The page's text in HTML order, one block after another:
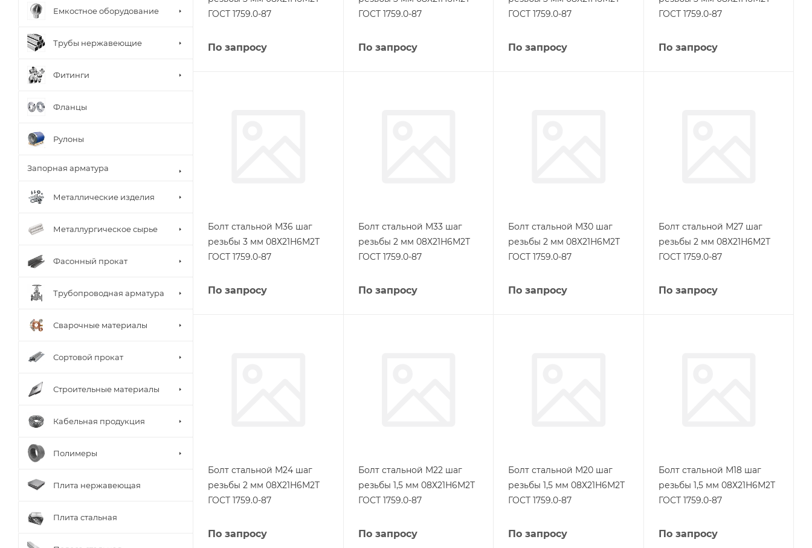
ГОСТ 1759.0-87
По запросу
ГОСТ 1759.0-87
По запросу
ГОСТ 1759.0-87
По запросу
ГОСТ 1759.0-87
По запросу
Болт стальной М36 шаг
резьбы 3 мм 08Х21Н6М2Т
ГОСТ 1759.0-87
По запросу
Болт стальной М33 шаг
резьбы 2 мм 08Х21Н6М2Т
ГОСТ 1759.0-87
По запросу
Болт стальной М30 шаг
резьбы 2 мм 08Х21Н6М2Т
ГОСТ 1759.0-87
По запросу
Болт стальной М27 шаг
резьбы 2 мм 08Х21Н6М2Т
ГОСТ 1759.0-87
По запросу
Болт стальной М24 шаг
резьбы 2 мм 08Х21Н6М2Т
ГОСТ 1759.0-87
По запросу
Болт стальной М22 шаг
резьбы 1,5 мм 08Х21Н6М2Т
ГОСТ 1759.0-87
По запросу
Болт стальной М20 шаг
резьбы 1,5 мм 08Х21Н6М2Т
ГОСТ 1759.0-87
По запросу
Болт стальной М18 шаг
резьбы 1,5 мм 08Х21Н6М2Т
ГОСТ 1759.0-87
По запросу
Емкостное оборудование
Трубы нержавеющие
Фитинги
Фланцы
Рулоны
Запорная арматура
Металлические изделия
Металлургическое сырье
Фасонный прокат
Трубопроводная арматура
Сварочные материалы
Сортовой прокат
Строительные материалы
Кабельная продукция
Полимеры
Плита нержавеющая
Плита стальная